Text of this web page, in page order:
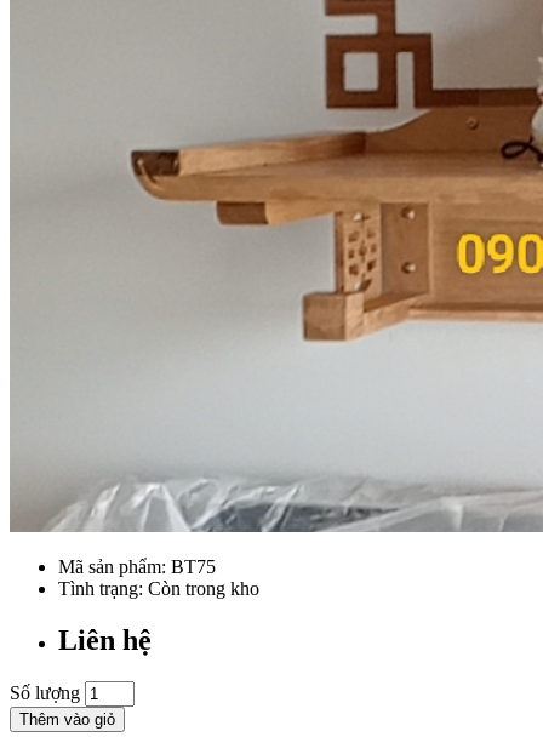
Mã sản phẩm: BT75
Tình trạng: Còn trong kho
Liên hệ
Số lượng
Thêm vào giỏ